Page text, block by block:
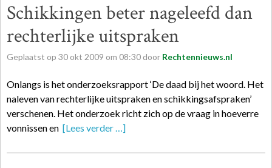
Schikkingen beter nageleefd dan
rechterlijke uitspraken
Geplaatst op 30 okt 2009 om 08:30 door Rechtennieuws.nl
Onlangs is het onderzoeksrapport ‘De daad bij het woord. Het
naleven van rechterlijke uitspraken en schikkingsafspraken’
verschenen. Het onderzoek richt zich op de vraag in hoeverre
vonnissen en [Lees verder …]